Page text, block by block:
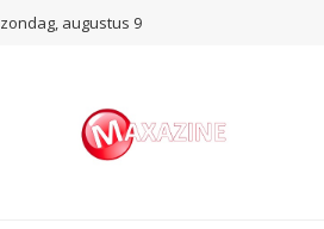
zondag, augustus 9